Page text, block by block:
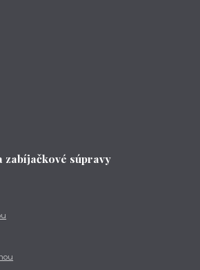
zabíjačkové súpravy